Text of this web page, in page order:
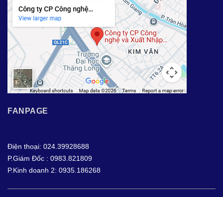
FANPAGE
Điện thoại: 024.39928688
P.Giám Đốc : 0983.821809
P.Kinh doanh 2: 0935.186268